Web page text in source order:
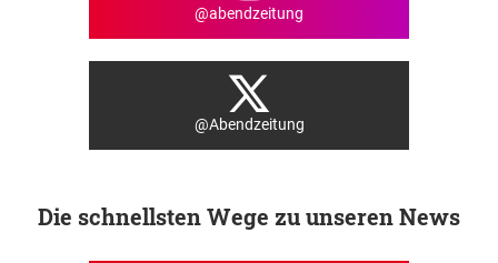
@abendzeitung
@Abendzeitung
Die schnellsten Wege zu unseren News